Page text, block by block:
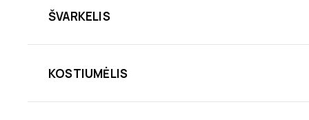
ŠVARKELIS
KOSTIUMĖLIS